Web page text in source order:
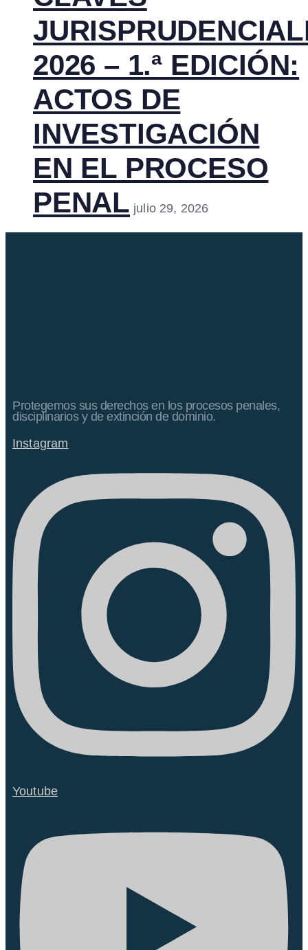
2026 – 1.ª EDICIÓN:
ACTOS DE
INVESTIGACIÓN
EN EL PROCESO
PENAL julio 29, 2026
Protegemos sus derechos en los procesos penales,
disciplinarios y de extinción de dominio.
Instagram
Youtube